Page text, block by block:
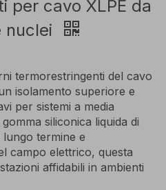
per cavo XLPE da
nuclei
termorestringenti del cavo
isolamento superiore e
per sistemi a media
siliconica liquida di
termine e
campo elettrico, questa
affidabili in ambienti